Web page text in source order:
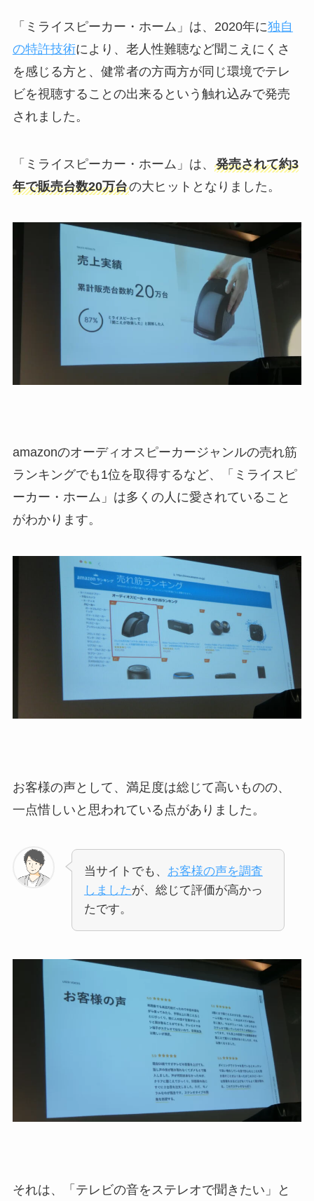
「ミライスピーカー・ホーム」は、2020年に独自
の特許技術により、老人性難聴など聞こえにくさ
を感じる方と、健常者の方両方が同じ環境でテレ
ビを視聴することの出来るという触れ込みで発売
されました。
「ミライスピーカー・ホーム」は、 発売されて約3
年で販売台数20万台の大ヒットとなりました。
amazonのオーディオスピーカージャンルの売れ筋
ランキングでも1位を取得するなど、「ミライスピ
ーカー・ホーム」は多くの人に愛されていること
がわかります。
お客様の声として、満足度は総じて高いものの、
一点惜しいと思われている点がありました。
当サイトでも、 お客様の声を調査
しましたが、総じて評価が高かっ
たです。
それは、「テレビの音をステレオで聞きたい」と